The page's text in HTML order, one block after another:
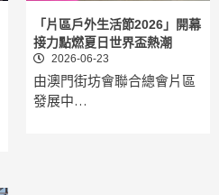
「片區戶外生活節2026」開幕
接力點燃夏日世界盃熱潮
2026-06-23
由澳門街坊會聯合總會片區
發展中…